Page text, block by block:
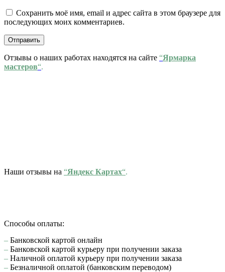
Сохранить моё имя, email и адрес сайта в этом браузере для
последующих моих комментариев.
Отзывы о наших работах находятся на сайте “Ярмарка
мастеров“.
Наши отзывы на “Яндекс Картах“.
Способы оплаты:
– Банковской картой онлайн
– Банковской картой курьеру при получении заказа
– Наличной оплатой курьеру при получении заказа
– Безналичной оплатой (банковским переводом)